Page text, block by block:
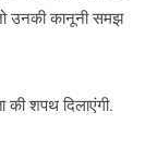
उनकी कानूनी समझ
की शपथ दिलाएंगी.